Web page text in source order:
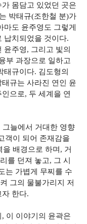
몸담고 있었던 곳은
박태규(조한철 분)가
도 윤주영도 그렇게
납치되었을 것이다.
윤주영, 그리고 빛의
부 과장으로 일하고
태규이다. 김도형의
규는 사라진 연인 윤
으로, 두 세계을 연
그늘에서 거대한 영향
객이 되어 존재감을
배경으로 하며, 거
를 던져 놓고, 그 시
는 가볍게 무찌를 수
그의 물불가리지 저
한다.
이 이야기의 윤곽은